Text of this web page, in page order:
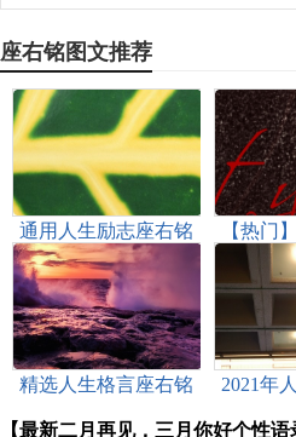
座右铭图文推荐
通用人生励志座右铭
合集45句
【热门
格言座
精选人生格言座右铭
2021年
【最新二月再见，三月你好个性